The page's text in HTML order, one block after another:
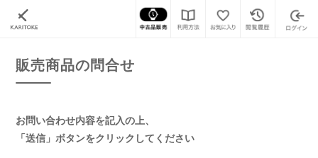
カリトケ 販売商品の問合せ
販売商品の問合せ
お問い合わせ内容を記入の上、
「送信」ボタンをクリックしてください